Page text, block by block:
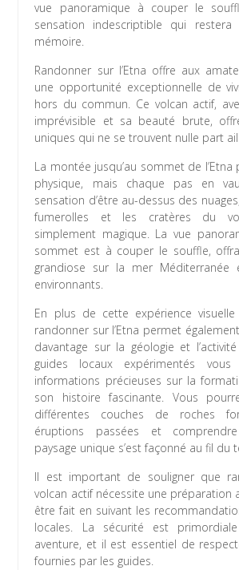
vue panoramique à couper le
sensation indescriptible qui restera
mémoire.
Randonner sur l’Etna offre aux
une opportunité exceptionnelle de
hors du commun. Ce volcan actif,
imprévisible et sa beauté brute,
uniques qui ne se trouvent nulle part
La montée jusqu’au sommet de
physique, mais chaque pas en
sensation d’être au-dessus des
fumerolles et les cratères du
simplement magique. La vue
sommet est à couper le souffle,
grandiose sur la mer Méditerranée
environnants.
En plus de cette expérience visuelle
randonner sur l’Etna permet
davantage sur la géologie et
guides locaux expérimentés
informations précieuses sur la
son histoire fascinante. Vous
différentes couches de roches
éruptions passées et
paysage unique s’est façonné au fil du
Il est important de souligner que
volcan actif nécessite une
être fait en suivant les
locales. La sécurité est
aventure, et il est essentiel de
fournies par les guides.